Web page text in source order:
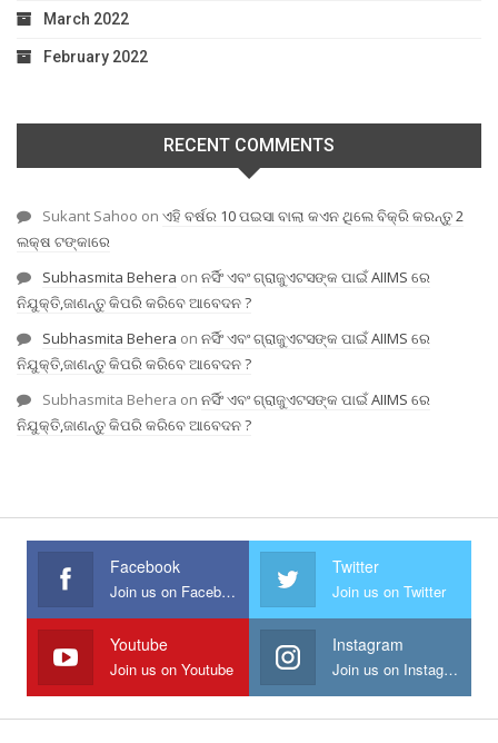
March 2022
February 2022
RECENT COMMENTS
Sukant Sahoo on ଏହି ବର୍ଷର 10 ପଇସା ବାଲା କଏନ ଥିଲେ ବିକ୍ରି କରନ୍ତୁ 2
ଲକ୍ଷ ଟଙ୍କାରେ
Subhasmita Behera on ନର୍ସିଂ ଏବଂ ଗ୍ରାଜୁଏଟସଙ୍କ ପାଇଁ AIIMS ରେ
ନିଯୁକ୍ତି,ଜାଣନ୍ତୁ କିପରି କରିବେ ଆବେଦନ ?
Subhasmita Behera on ନର୍ସିଂ ଏବଂ ଗ୍ରାଜୁଏଟସଙ୍କ ପାଇଁ AIIMS ରେ
ନିଯୁକ୍ତି,ଜାଣନ୍ତୁ କିପରି କରିବେ ଆବେଦନ ?
Subhasmita Behera on ନର୍ସିଂ ଏବଂ ଗ୍ରାଜୁଏଟସଙ୍କ ପାଇଁ AIIMS ରେ
ନିଯୁକ୍ତି,ଜାଣନ୍ତୁ କିପରି କରିବେ ଆବେଦନ ?
Facebook
Join us on Facebook
Twitter
Join us on Twitter
Youtube
Join us on Youtube
Instagram
Join us on Instagram